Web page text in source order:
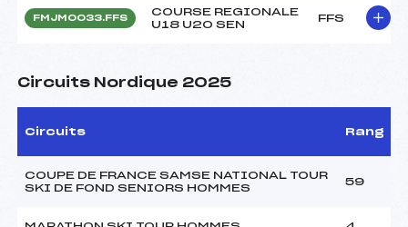
FMJM0033.FFS
COURSE REGIONALE
U18 U20 SEN
FFS
Circuits Nordique 2025
Circuits Rang
COUPE DE FRANCE SAMSE NATIONAL TOUR
SKI DE FOND SENIORS HOMMES
59